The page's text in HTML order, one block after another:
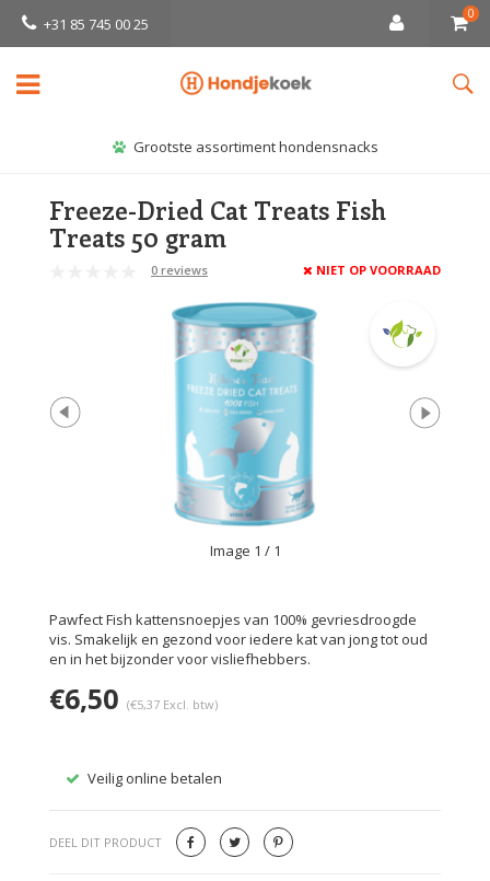
+31 85 745 00 25
0
Grootste assortiment hondensnacks
Freeze-Dried Cat Treats Fish
Treats 50 gram
0 reviews NIET OP VOORRAAD
Image 1 / 1
Pawfect Fish kattensnoepjes van 100% gevriesdroogde
vis. Smakelijk en gezond voor iedere kat van jong tot oud
en in het bijzonder voor visliefhebbers.
€6,50 (€5,37 Excl. btw)
Veilig online betalen
DEEL DIT PRODUCT